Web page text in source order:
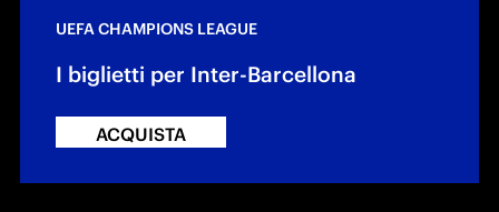
UEFA CHAMPIONS LEAGUE
I biglietti per Inter-Barcellona
ACQUISTA